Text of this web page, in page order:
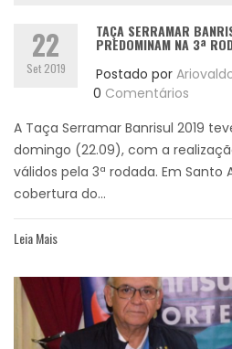
22
Set 2019
TAÇA SERRAMAR
PREDOMINAM NA 3ª
Postado por
0 Comentários
A Taça Serramar Banrisul 2019
domingo (22.09), com a
válidos pela 3ª rodada. Em
cobertura do...
Leia Mais